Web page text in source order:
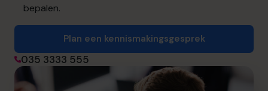
bepalen.
Plan een kennismakingsgesprek
035 3333 555